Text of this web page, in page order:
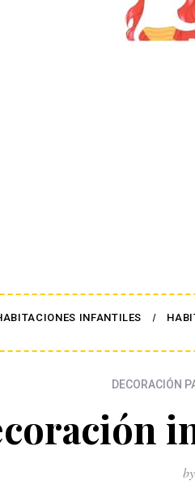
INFANTILES
DECORACIÓN
by